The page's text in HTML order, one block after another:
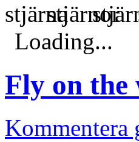
Loading...
Fly on the
Kommentera